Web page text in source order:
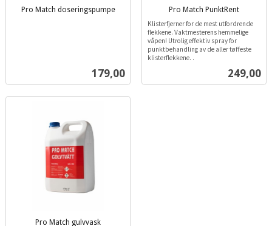
Pro Match doseringspumpe
Pris
179,00
Pro Match PunktRent
Pris
249,00
inkl.
mva.
Klisterfjerner for de mest utfordrende
flekkene. Vaktmesterens hemmelige
våpen! Utrolig effektiv spray for
punktbehandling av de aller tøffeste
klisterflekkene. .
Pro Match gulvvask